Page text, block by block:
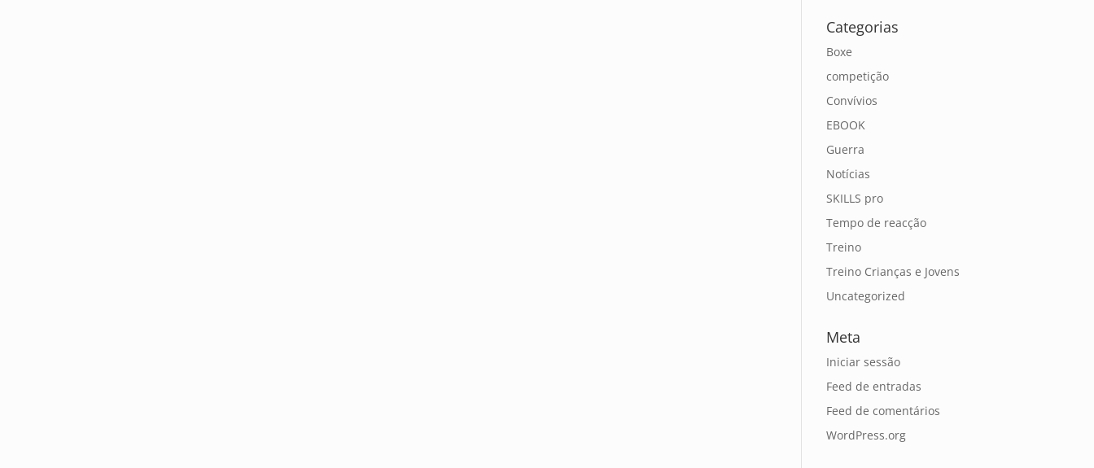
Categorias
Boxe
competição
Convívios
EBOOK
Guerra
Notícias
SKILLS pro
Tempo de reacção
Treino
Treino Crianças e Jovens
Uncategorized
Meta
Iniciar sessão
Feed de entradas
Feed de comentários
WordPress.org